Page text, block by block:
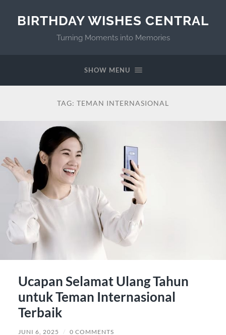
BIRTHDAY WISHES CENTRAL
Turning Moments into Memories
SHOW MENU
TAG: TEMAN INTERNASIONAL
Ucapan Selamat Ulang Tahun
untuk Teman Internasional
Terbaik
JUNI 6, 2025 / 0 COMMENTS